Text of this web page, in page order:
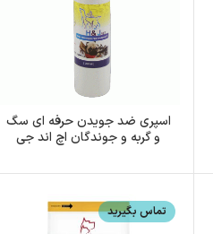
اسپری ضد جویدن حرفه ای سگ
و گربه و جوندگان اچ اند جی
تماس بگیرید